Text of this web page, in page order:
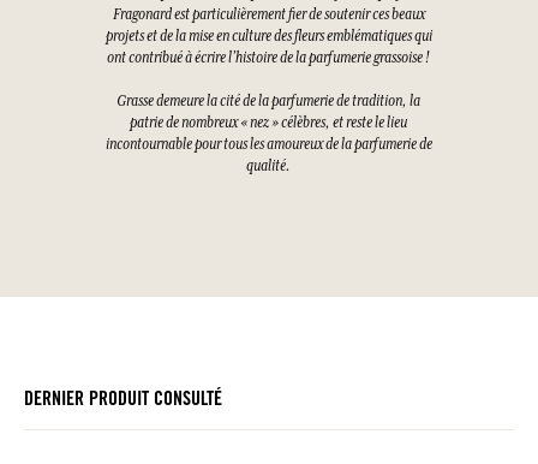
Fragonard est particulièrement fier de soutenir ces beaux
projets et de la mise en culture des fleurs emblématiques qui
ont contribué à écrire l’histoire de la parfumerie grassoise !
Grasse demeure la cité de la parfumerie de tradition, la
patrie de nombreux « nez » célèbres, et reste le lieu
incontournable pour tous les amoureux de la parfumerie de
qualité.
DERNIER PRODUIT CONSULTÉ